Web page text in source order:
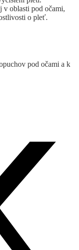
v oblasti pod očami,
o pleť.
pod očami a k